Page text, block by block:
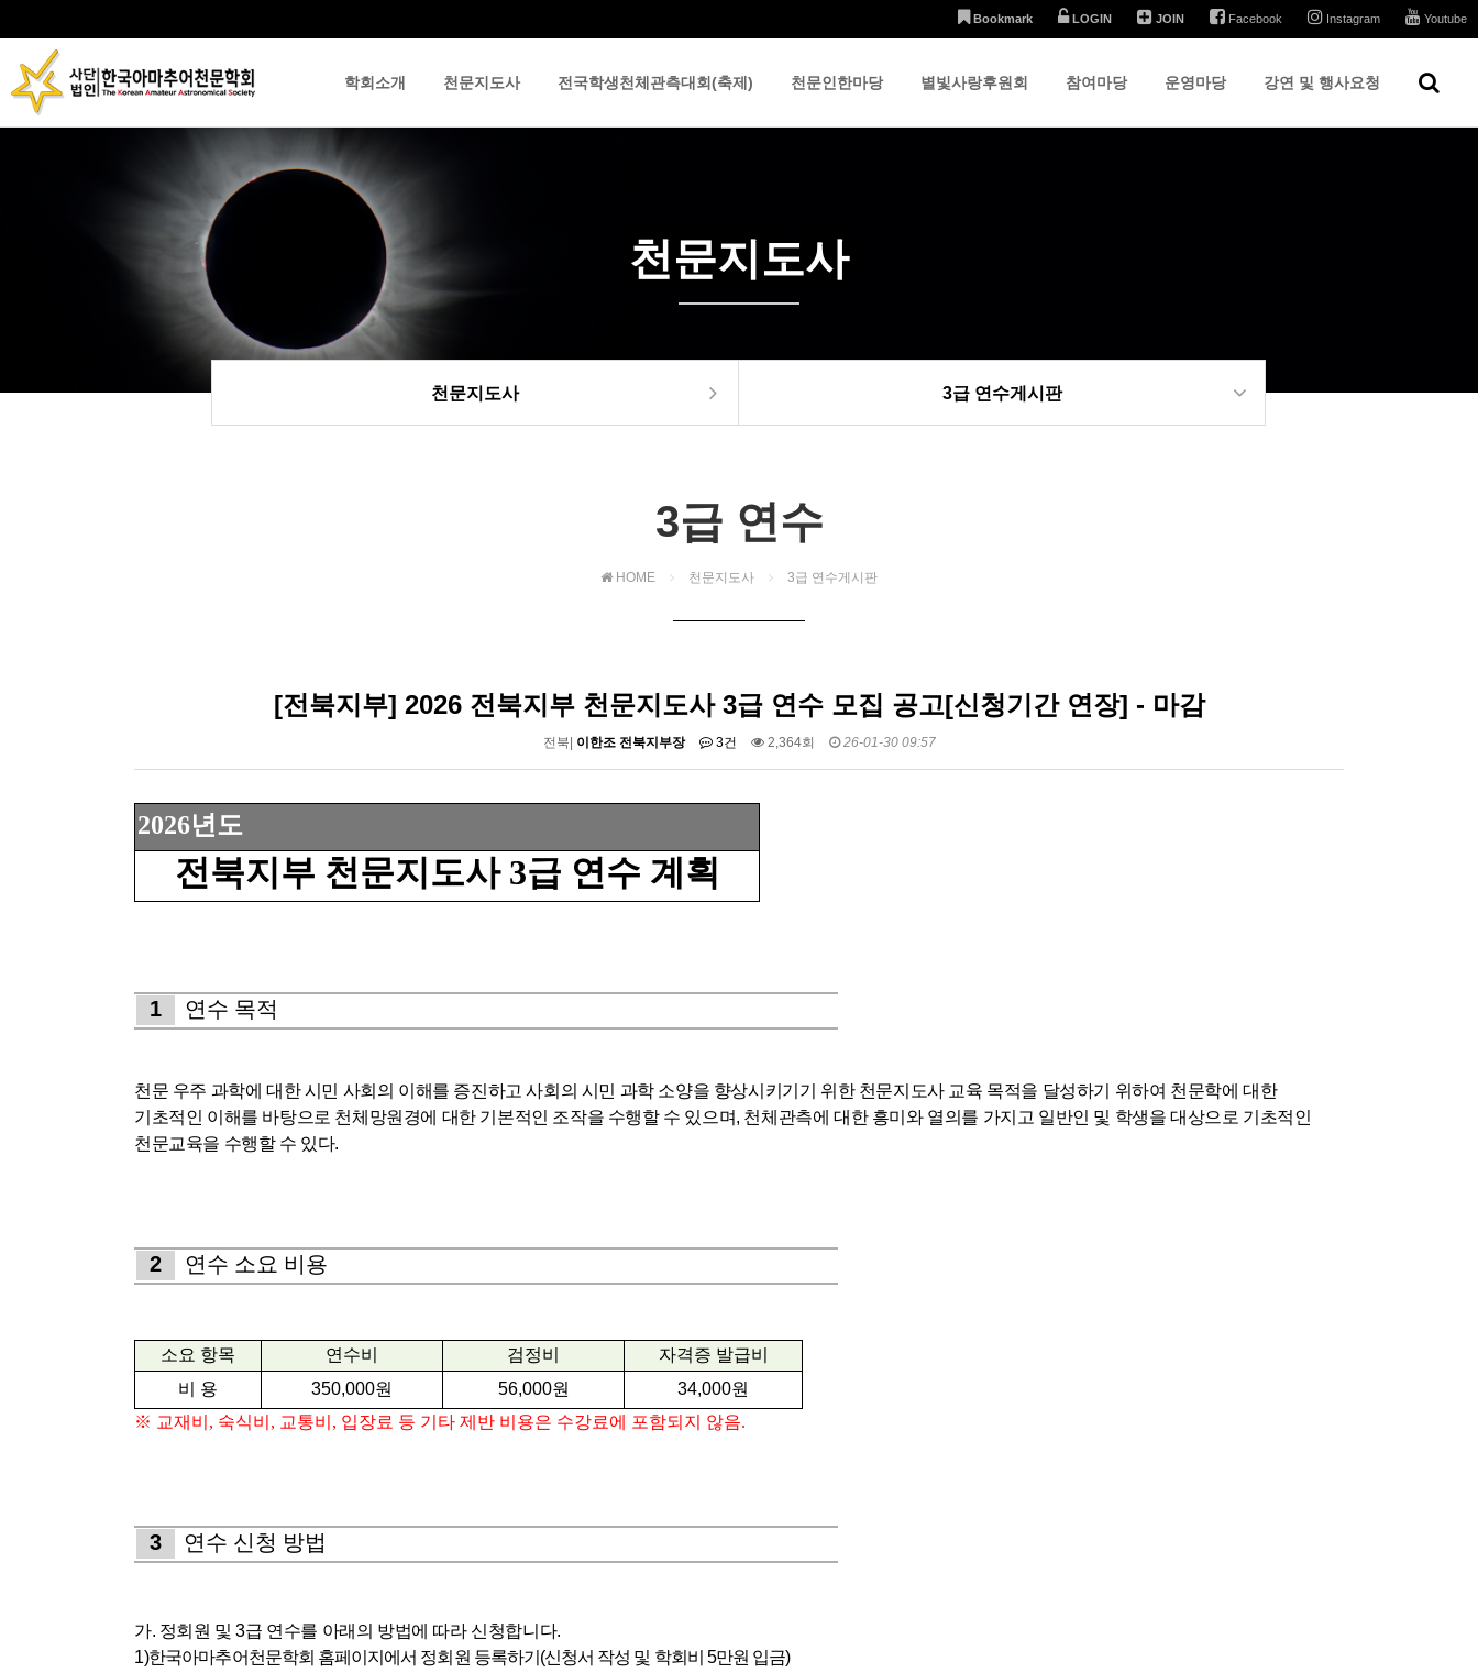
Bookmark LOGIN JOIN Facebook Instagram Youtube
학회소개 천문지도사 전국학생천체관측대회(축제) 천문인한마당 별빛사랑후원회 참여마당
하위분류
운영마당
하위분류
강연 및 행사요청
천문지도사
천문지도사 3급 연수게시판
3급 연수
HOME 천문지도사 3급 연수게시판
[전북지부] 2026 전북지부 천문지도사 3급 연수 모집 공고[신청기간 연장] - 마감
전북| 이한조 전북지부장 3건 2,364회 26-01-30 09:57
2026년도
전북지부 천문지도사 3급 연수 계획
1 연수 목적
천문 우주 과학에 대한 시민 사회의 이해를 증진하고 사회의 시민 과학 소양을 향상시키기기 위한 천문지도사 교육 목적을 달성하기 위하여 천문학에 대한
기초적인 이해를 바탕으로 천체망원경에 대한 기본적인 조작을 수행할 수 있으며, 천체관측에 대한 흥미와 열의를 가지고 일반인 및 학생을 대상으로 기초적인
천문교육을 수행할 수 있다.
2 연수 소요 비용
소요 항목 연수비 검정비
자격증 발급비
비 용
350,000원 56,000원 34,000원
※ 교재비 , 숙식비 , 교통비 , 입장료 등 기타 제반 비용은 수강료에 포함되지 않음.
3 연수 신청 방법
가. 정회원 및3급 연수를 아래의 방법에 따라 신청합니다.
1)한국아마추어천문학회 홈페이지에서 정회원 등록하기 (신청서 작성 및 학회비 5만원 입금)